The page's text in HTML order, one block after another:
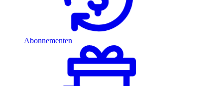
Abonnementen